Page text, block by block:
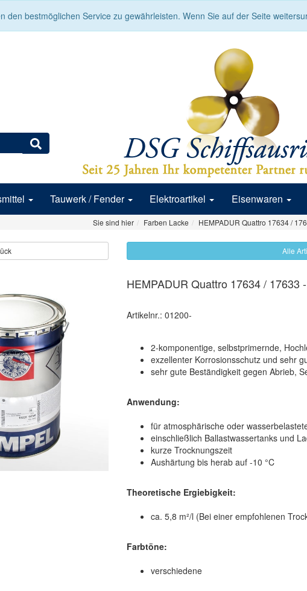
den bestmöglichen Service zu gewährleisten. Wenn Sie auf der Seite
Tauwerk / Fender Elektroartikel Eisenwaren
Sie sind hier Farben Lacke HEMPADUR Quattro 17634 /
Alle
HEMPADUR Quattro 17634 / 17633
Artikelnr.: 01200-
2-komponentige, selbstprimernde,
exzellenter Korrosionsschutz und sehr
sehr gute Beständigkeit gegen Abrieb,
Anwendung:
für atmosphärische oder
einschließlich Ballastwassertanks und
kurze Trocknungszeit
Aushärtung bis herab auf -10 °C
Theoretische Ergiebigkeit:
ca. 5,8 m²/l (Bei einer empfohlenen
Farbtöne:
verschiedene